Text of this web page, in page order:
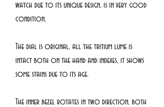
watch due to its unique design, is in very good
condition.
The dial is original, all the tritium lume is
intact both on the hand and indexes, it shows
some stains due to its age.
The inner bezel rotates in two direction, both